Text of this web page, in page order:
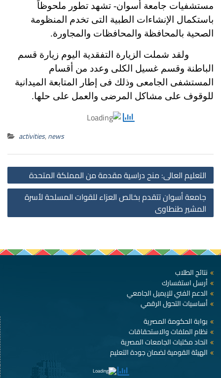
مستشفيات جامعة أسوان- تشهد تطور ملحوظاً
باستكمال الإنشاءات الطبية التى تخدم المنظومة
الصحية بالمحافظة والمحافظات والمجاورة.
ولقد شملت الزيارة التفقدية اليوم زيارة قسم
الباطنة وقسم غسيل الكلى وعدد من أقسام
المستشفى الجامعى وذلك فى إطار المتابعة الميدانية
للوقوف على مشاكل المرضى والعمل على حلها.
activities,news
التعليم العالى: منح دراسية مقدمة من المملكة المتحدة
جامعة أسوان تتقدم بخالص العزاء للقوات المسلحة لأسرة
المشير طنطاوى
نتائج الطلاب
أرسل استفسارك
الدعم الفني للإيميل الجامعي
أساسيات التحول الرقمي
بوابة الحكومة المصرية
نظام الملفات والاستحقاقات
اتحاد مكتبات الجامعات المصرية
الهيئة القومية لضمان جودة التعليم